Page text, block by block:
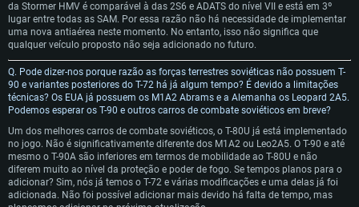
REQUERIMENTOS DE SISTEMA
PC
MAC
Linux
Mínimo
Sistema Operativo: Windows 10 (64 bit)
Processador: Dual-Core 2.2 GHz
Mínimo
Sistema Operativo: Mac OS Big Sur 11.0 ou versão mais recente
Processador: Core i5 2.2GHz mínimo (Intel Xeon não suportado)
Mínimo
Sistema Operativo: Distribuições mais modernas do Linux de 64bit
Processador: Dual-Core 2.4 GHz
da Stormer HMV é comparável à das 2S6 e ADATS do nível VII e está em 3º
lugar entre todas as SAM. Por essa razão não há necessidade de implementar
uma nova antiaérea neste momento. No entanto, isso não significa que
qualquer veículo proposto não seja adicionado no futuro.
Q. Pode dizer-nos porque razão as forças terrestres soviéticas não possuem T-
90 e variantes posteriores do T-72 há já algum tempo? É devido a limitações
técnicas? Os EUA já possuem os M1A2 Abrams e a Alemanha os Leopard 2A5.
Podemos esperar os T-90 e outros carros de combate soviéticos em breve?
Um dos melhores carros de combate soviéticos, o T-80U já está implementado
no jogo. Não é significativamente diferente dos M1A2 ou Leo2A5. O T-90 e até
mesmo o T-90A são inferiores em termos de mobilidade ao T-80U e não
diferem muito ao nível da proteção e poder de fogo. Se tempos planos para o
adicionar? Sim, nós já temos o T-72 e várias modificações e uma delas já foi
adicionada. Não foi possível adicionar mais devido há falta de tempo, mas